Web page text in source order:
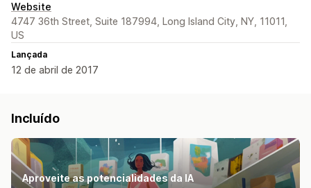
Website
4747 36th Street, Suite 187994, Long Island City, NY, 11011,
US
Lançada
12 de abril de 2017
Incluído
Aproveite as potencialidades da IA